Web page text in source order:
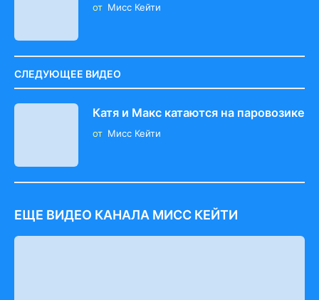
от Мисс Кейти
СЛЕДУЮЩЕЕ ВИДЕО
Катя и Макс катаются на паровозике
от Мисс Кейти
ЕЩЕ ВИДЕО КАНАЛА МИСС КЕЙТИ